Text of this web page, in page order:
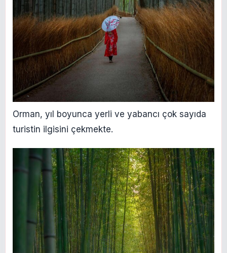
Orman, yıl boyunca yerli ve yabancı çok sayıda
turistin ilgisini çekmekte.